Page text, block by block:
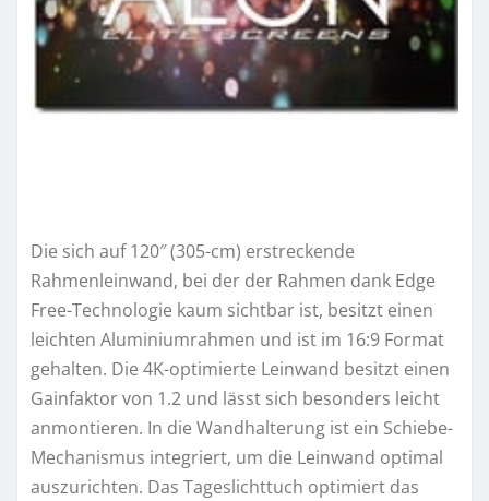
Die sich auf 120″ (305-cm) erstreckende
Rahmenleinwand, bei der der Rahmen dank Edge
Free-Technologie kaum sichtbar ist, besitzt einen
leichten Aluminiumrahmen und ist im 16:9 Format
gehalten. Die 4K-optimierte Leinwand besitzt einen
Gainfaktor von 1.2 und lässt sich besonders leicht
anmontieren. In die Wandhalterung ist ein Schiebe-
Mechanismus integriert, um die Leinwand optimal
auszurichten. Das Tageslichttuch optimiert das